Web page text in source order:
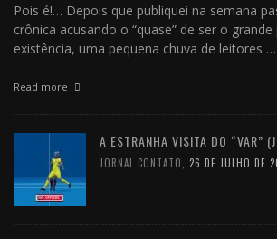
Pois é!… Depois que publiquei na semana
crônica acusando o “quase” de ser o
existência, uma pequena chuva de leitores …
Read more
A ESTRANHA VISITA DO “VAR”
JORNAL CONTATO 26 DE JULHO DE